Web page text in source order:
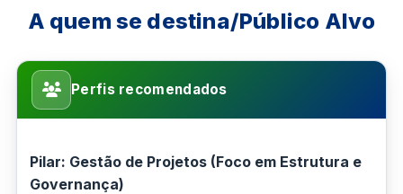
A quem se destina/Público Alvo
Perfis recomendados
Pilar: Gestão de Projetos (Foco em Estrutura e
Governança)